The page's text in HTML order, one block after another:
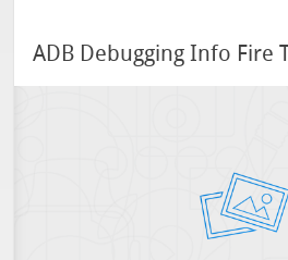
ADB Debugging Info Fire